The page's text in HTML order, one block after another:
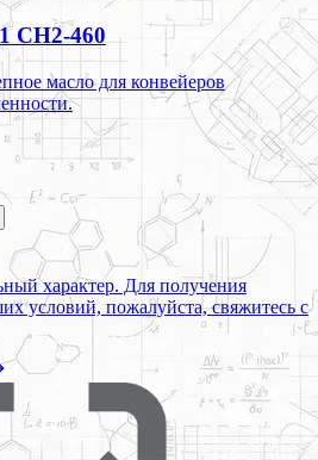
CH2-460
масло для конвейеров
характер. Для получения
условий, пожалуйста, свяжитесь с